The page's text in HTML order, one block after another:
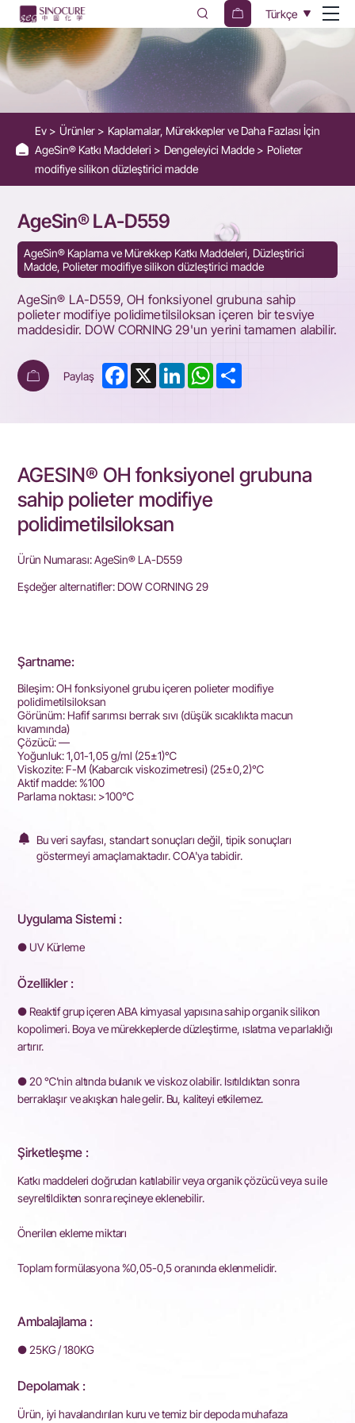
AgeSin®
LA-
D559
Replacement
for
DOWSIL
Additive
Türkçe
Ev Ürünler
Kaplamalar, Mürekkepler ve Daha Fazlası İçin
AgeSin® Katkı Maddeleri
Dengeleyici Madde
Polieter
modifiye silikon düzleştirici madde
AgeSin® LA-D559
AgeSin® Kaplama ve Mürekkep Katkı Maddeleri, Düzleştirici
Madde, Polieter modifiye silikon düzleştirici madde
AgeSin® LA-D559, OH fonksiyonel grubuna sahip
polieter modifiye polidimetilsiloksan içeren bir tesviye
maddesidir. DOW CORNING 29'un yerini tamamen alabilir.
Paylaş Facebook
X LinkedInWhatsApp
AGESIN® OH fonksiyonel grubuna
sahip polieter modifiye
polidimetilsiloksan
Ürün Numarası: AgeSin® LA-D559
Eşdeğer alternatifler: DOW CORNING 29
Şartname:
Bileşim: OH fonksiyonel grubu içeren polieter modifiye
polidimetilsiloksan
Görünüm: Hafif sarımsı berrak sıvı (düşük sıcaklıkta macun
kıvamında)
Çözücü: —
Yoğunluk: 1,01-1,05 g/ml (25±1)℃
Viskozite: F-M (Kabarcık viskozimetresi) (25±0,2)℃
Aktif madde: %100
Parlama noktası: >100℃
Bu veri sayfası, standart sonuçları değil, tipik sonuçları
göstermeyi amaçlamaktadır. COA'ya tabidir.
Uygulama Sistemi :
● UV Kürleme
Özellikler :
● Reaktif grup içeren ABA kimyasal yapısına sahip organik silikon
kopolimeri. Boya ve mürekkeplerde düzleştirme, ıslatma ve parlaklığı
artırır.
● 20 ℃'nin altında bulanık ve viskoz olabilir. Isıtıldıktan sonra
berraklaşır ve akışkan hale gelir. Bu, kaliteyi etkilemez.
Şirketleşme :
Katkı maddeleri doğrudan katılabilir veya organik çözücü veya su ile
seyreltildikten sonra reçineye eklenebilir.
Önerilen ekleme miktarı
Toplam formülasyona %0,05-0,5 oranında eklenmelidir.
Ambalajlama :
● 25KG / 180KG
Depolamak :
Ürün, iyi havalandırılan kuru ve temiz bir depoda muhafaza